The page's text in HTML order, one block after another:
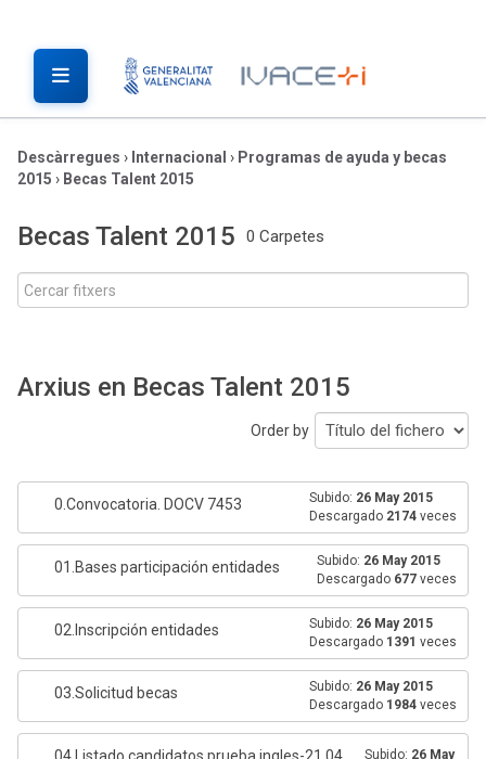
Descàrregues › Internacional › Programas de ayuda y becas
2015 › Becas Talent 2015
Becas Talent 2015 0 Carpetes
Arxius en Becas Talent 2015
Order by
0.Convocatoria. DOCV 7453 Subido: 26 May 2015
Descargado 2174 veces
01.Bases participación entidades Subido: 26 May 2015
Descargado 677 veces
02.Inscripción entidades Subido: 26 May 2015
Descargado 1391 veces
03.Solicitud becas Subido: 26 May 2015
Descargado 1984 veces
04.Listado candidatos prueba ingles-21.04 Subido: 26 May